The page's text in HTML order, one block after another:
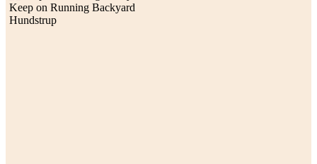
Keep on Running Backyard
Hundstrup